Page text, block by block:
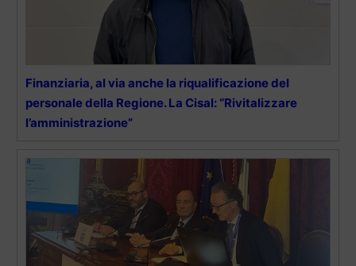
Finanziaria, al via anche la riqualificazione del
personale della Regione. La Cisal: “Rivitalizzare
l’amministrazione”